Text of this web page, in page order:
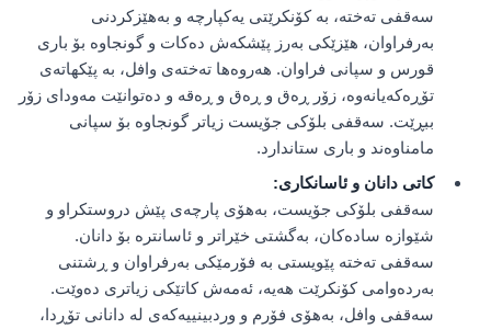
سەقفی تەختە، بە کۆنکرێتی یەکپارچە و بەهێزکردنی
بەرفراوان، هێزێکی بەرز پێشکەش دەکات و گونجاوە بۆ باری
قورس و سپانی فراوان. هەروەها تەختەی وافل، بە پێکهاتەی
تۆڕەکەیانەوە، زۆر ڕەق و ڕەق و ڕەقە و دەتوانێت مەودای زۆر
ببڕێت. سەقفی بلۆکی جۆیست زیاتر گونجاوە بۆ سپانی
مامناوەند و باری ستاندارد.
کاتی دانان و ئاسانکاری:
سەقفی بلۆکی جۆیست، بەهۆی پارچەی پێش دروستکراو و
شێوازە سادەکان، بەگشتی خێراتر و ئاسانترە بۆ دانان.
سەقفی تەختە پێویستی بە فۆرمێکی بەرفراوان و ڕشتنی
بەردەوامی کۆنکرێت هەیە، ئەمەش کاتێکی زیاتری دەوێت.
سەقفی وافل، بەهۆی فۆرم و وردبینییەکەی لە دانانی تۆڕدا،